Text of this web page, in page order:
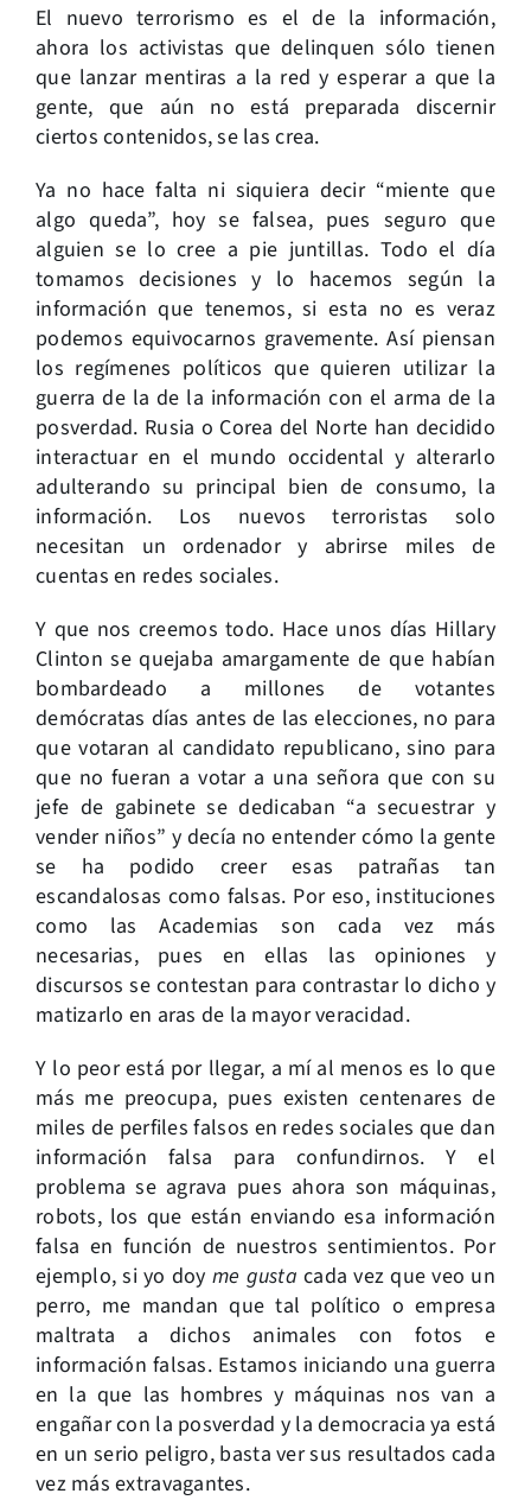
El nuevo terrorismo es el de la información,
ahora los activistas que delinquen sólo tienen
que lanzar mentiras a la red y esperar a que la
gente, que aún no está preparada discernir
ciertos contenidos, se las crea.
Ya no hace falta ni siquiera decir “miente que
algo queda”, hoy se falsea, pues seguro que
alguien se lo cree a pie juntillas. Todo el día
tomamos decisiones y lo hacemos según la
información que tenemos, si esta no es veraz
podemos equivocarnos gravemente. Así piensan
los regímenes políticos que quieren utilizar la
guerra de la de la información con el arma de la
posverdad. Rusia o Corea del Norte han decidido
interactuar en el mundo occidental y alterarlo
adulterando su principal bien de consumo, la
información. Los nuevos terroristas solo
necesitan un ordenador y abrirse miles de
cuentas en redes sociales.
Y que nos creemos todo. Hace unos días Hillary
Clinton se quejaba amargamente de que habían
bombardeado a millones de votantes
demócratas días antes de las elecciones, no para
que votaran al candidato republicano, sino para
que no fueran a votar a una señora que con su
jefe de gabinete se dedicaban “a secuestrar y
vender niños” y decía no entender cómo la gente
se ha podido creer esas patrañas tan
escandalosas como falsas. Por eso, instituciones
como las Academias son cada vez más
necesarias, pues en ellas las opiniones y
discursos se contestan para contrastar lo dicho y
matizarlo en aras de la mayor veracidad.
Y lo peor está por llegar, a mí al menos es lo que
más me preocupa, pues existen centenares de
miles de perfiles falsos en redes sociales que dan
información falsa para confundirnos. Y el
problema se agrava pues ahora son máquinas,
robots, los que están enviando esa información
falsa en función de nuestros sentimientos. Por
ejemplo, si yo doy me gustacada vez que veo un
perro, me mandan que tal político o empresa
maltrata a dichos animales con fotos e
información falsas. Estamos iniciando una guerra
en la que las hombres y máquinas nos van a
engañar con la posverdad y la democracia ya está
en un serio peligro, basta ver sus resultados cada
vez más extravagantes.